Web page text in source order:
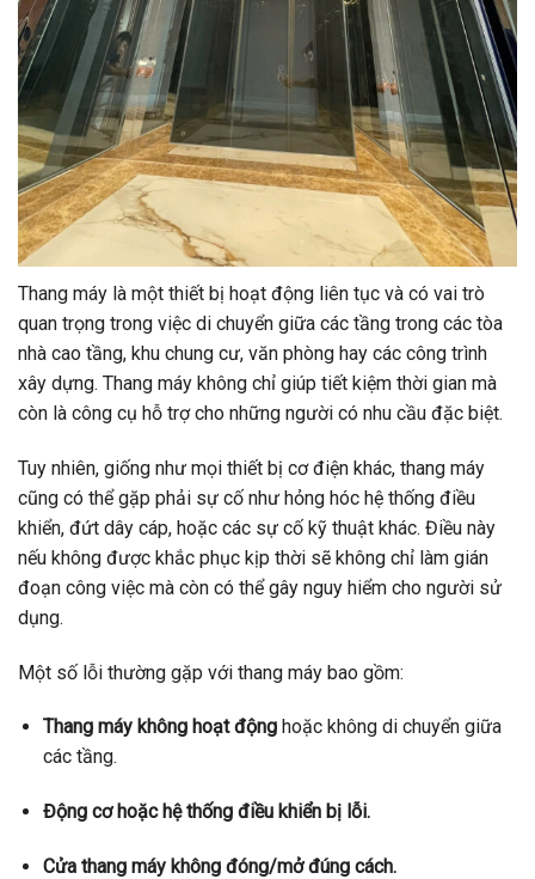
Thang máy là một thiết bị hoạt động liên tục và có vai trò
quan trọng trong việc di chuyển giữa các tầng trong các tòa
nhà cao tầng, khu chung cư, văn phòng hay các công trình
xây dựng. Thang máy không chỉ giúp tiết kiệm thời gian mà
còn là công cụ hỗ trợ cho những người có nhu cầu đặc biệt.
Tuy nhiên, giống như mọi thiết bị cơ điện khác, thang máy
cũng có thể gặp phải sự cố như hỏng hóc hệ thống điều
khiển, đứt dây cáp, hoặc các sự cố kỹ thuật khác. Điều này
nếu không được khắc phục kịp thời sẽ không chỉ làm gián
đoạn công việc mà còn có thể gây nguy hiểm cho người sử
dụng.
Một số lỗi thường gặp với thang máy bao gồm:
Thang máy không hoạt độnghoặc không di chuyển giữa
các tầng.
Động cơ hoặc hệ thống điều khiển bị lỗi.
Cửa thang máy không đóng/mở đúng cách.